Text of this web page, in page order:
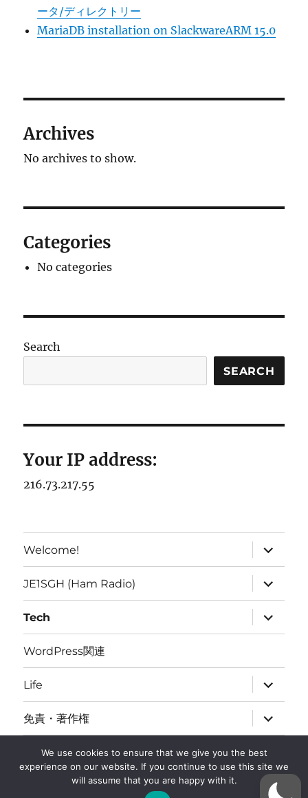
ータ/ディレクトリー
MariaDB installation on SlackwareARM 15.0
Archives
No archives to show.
Categories
No categories
Search
SEARCH
Your IP address:
216.73.217.55
Welcome!
expand
child
menu
JE1SGH (Ham Radio)
expand
child
menu
Tech
expand
child
menu
WordPress関連
Life
expand
child
menu
免責・著作権
expand
child
menu
BLOGWe use cookies to ensure that we give you the best
experience on our website. If you continue to use this site we
will assume that you are happy with it.